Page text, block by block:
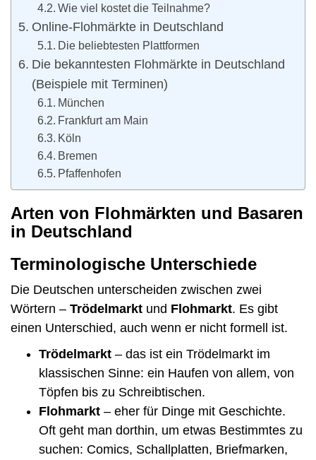
Wie viel kostet die Teilnahme?
Online-Flohmärkte in Deutschland
Die beliebtesten Plattformen
Die bekanntesten Flohmärkte in Deutschland
(Beispiele mit Terminen)
München
Frankfurt am Main
Köln
Bremen
Pfaffenhofen
Arten von Flohmärkten und Basaren
in Deutschland
Terminologische Unterschiede
Die Deutschen unterscheiden zwischen zwei
Wörtern – Trödelmarkt und Flohmarkt. Es gibt
einen Unterschied, auch wenn er nicht formell ist.
Trödelmarkt – das ist ein Trödelmarkt im
klassischen Sinne: ein Haufen von allem, von
Töpfen bis zu Schreibtischen.
Flohmarkt – eher für Dinge mit Geschichte.
Oft geht man dorthin, um etwas Bestimmtes zu
suchen: Comics, Schallplatten, Briefmarken,